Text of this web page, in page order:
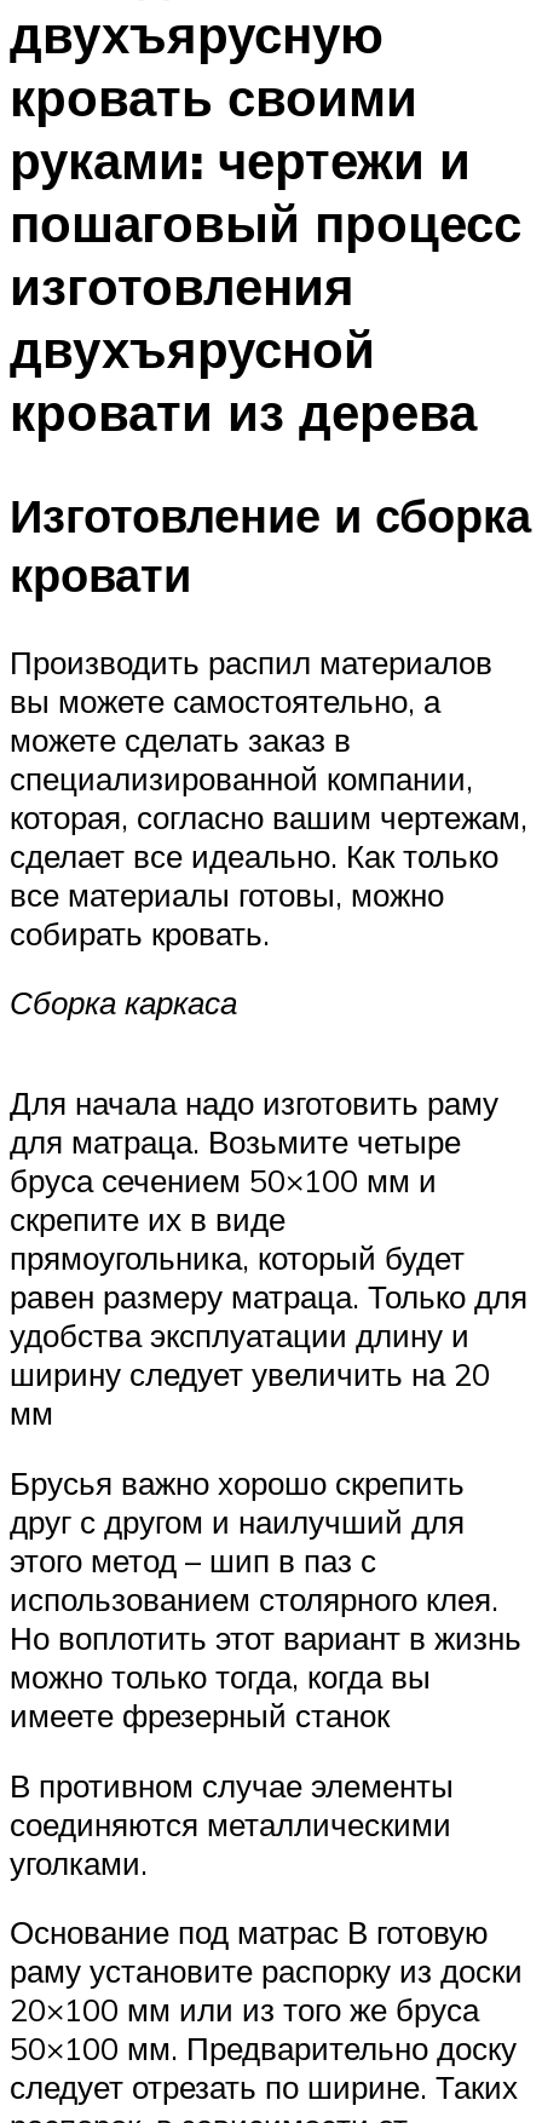
Меню
двухъярусную
кровать своими
руками: чертежи и
пошаговый процесс
изготовления
двухъярусной
кровати из дерева
Изготовление и сборка
кровати
Производить распил материалов
вы можете самостоятельно, а
можете сделать заказ в
специализированной компании,
которая, согласно вашим чертежам,
сделает все идеально. Как только
все материалы готовы, можно
собирать кровать.
Сборка каркаса
Для начала надо изготовить раму
для матраца. Возьмите четыре
бруса сечением 50×100 мм и
скрепите их в виде
прямоугольника, который будет
равен размеру матраца. Только для
удобства эксплуатации длину и
ширину следует увеличить на 20
мм
Брусья важно хорошо скрепить
друг с другом и наилучший для
этого метод – шип в паз с
использованием столярного клея.
Но воплотить этот вариант в жизнь
можно только тогда, когда вы
имеете фрезерный станок
В противном случае элементы
соединяются металлическими
уголками.
Основание под матрас В готовую
раму установите распорку из доски
20×100 мм или из того же бруса
50×100 мм. Предварительно доску
следует отрезать по ширине. Таких